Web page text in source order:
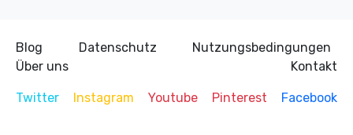
Blog Datenschutz
Nutzungsbedingungen
Über uns
Kontakt
Twitter Instagram Youtube Pinterest Facebook